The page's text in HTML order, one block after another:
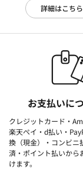
詳細はこちら
お支払いに
クレジットカード・
楽天ぺイ・d払い・
換（現金）・コンビニ
済・ポイント払いから
けます。